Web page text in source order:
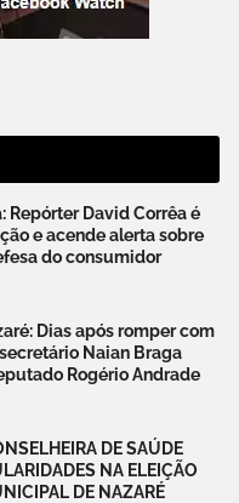
Repórter David Corrêa é
e acende alerta sobre
do consumidor
Dias após romper com
Naian Braga
Rogério Andrade
DE SAÚDE
NA ELEIÇÃO
DE NAZARÉ